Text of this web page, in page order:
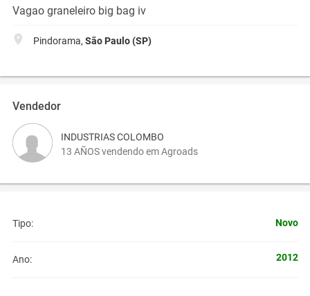
Vagao graneleiro big bag iv
Pindorama, São Paulo (SP)
Vendedor
INDUSTRIAS COLOMBO
13 AÑOS vendendo em Agroads
Tipo: Novo
Ano: 2012